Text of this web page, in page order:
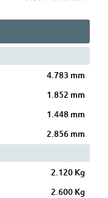
4.783 mm
1.852 mm
1.448 mm
2.856 mm
2.120 Kg
2.600 Kg